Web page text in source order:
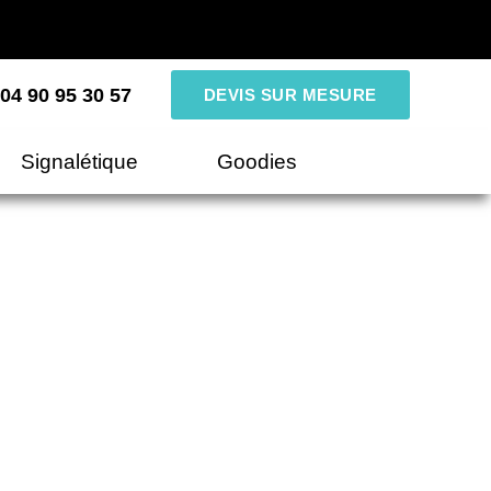
04 90 95 30 57 DEVIS SUR MESURE
Signalétique Goodies